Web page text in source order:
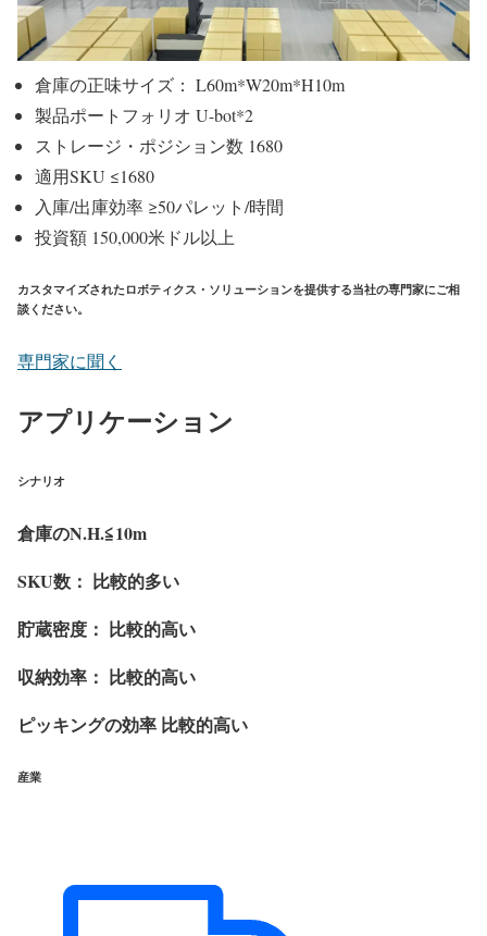
倉庫の正味サイズ： L60m*W20m*H10m
製品ポートフォリオ U-bot*2
ストレージ・ポジション数 1680
適用SKU ≤1680
入庫/出庫効率 ≥50パレット/時間
投資額 150,000米ドル以上
カスタマイズされたロボティクス・ソリューションを提供する当社の専門家にご相
談ください。
専門家に聞く
アプリケーション
シナリオ
倉庫のN.H.≦10m
SKU数： 比較的多い
貯蔵密度： 比較的高い
収納効率： 比較的高い
ピッキングの効率 比較的高い
産業